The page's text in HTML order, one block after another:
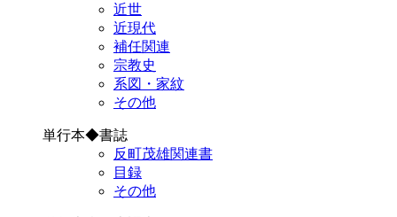
近世
近現代
補任関連
宗教史
系図・家紋
その他
単行本◆書誌
反町茂雄関連書
目録
その他